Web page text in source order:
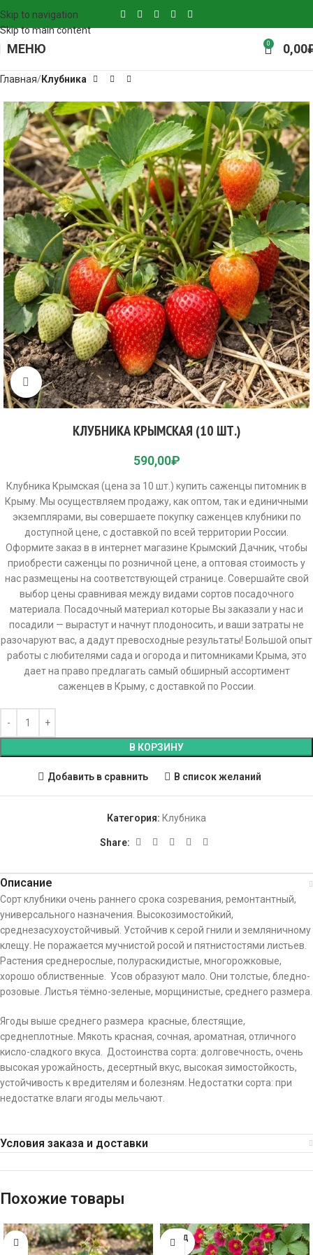
Skip to navigation
Skip to main content
МЕНЮ 0 0,00
Главная Клубника
Click to enlarge
КЛУБНИКА КРЫМСКАЯ (10 ШТ.)
590,00₽
Клубника Крымская (цена за 10 шт.) купить саженцы питомник в
Крыму. Мы осуществляем продажу, как оптом, так и единичными
экземплярами, вы совершаете покупку саженцев клубники по
доступной цене, с доставкой по всей территории России.
Оформите заказ в в интернет магазине Крымский Дачник, чтобы
приобрести саженцы по розничной цене, а оптовая стоимость у
нас размещены на соответствующей странице. Совершайте свой
выбор цены сравнивая между видами сортов посадочного
материала. Посадочный материал которые Вы заказали у нас и
посадили — вырастут и начнут плодоносить, и ваши затраты не
разочаруют вас, а дадут превосходные результаты! Большой опыт
работы с любителями сада и огорода и питомниками Крыма, это
дает на право предлагать самый обширный ассортимент
саженцев в Крыму, с доставкой по России.
В КОРЗИНУ
Добавить в сравнить В список желаний
Категория: Клубника
Share:
Описание
Сорт клубники очень раннего срока созревания, ремонтантный,
универсального назначения. Высокозимостойкий,
среднезасухоустойчивый. Устойчив к серой гнили и земляничному
клещу. Не поражается мучнистой росой и пятнистостями листьев.
Растения среднерослые, полураскидистые, многорожковые,
хорошо облиственные. Усов образуют мало. Они толстые, бледно-
розовые. Листья тёмно-зеленые, морщинистые, среднего размера.
Ягоды выше среднего размера красные, блестящие,
среднеплотные. Мякоть красная, сочная, ароматная, отличного
кисло-сладкого вкуса. Достоинства сорта: долговечность, очень
высокая урожайность, десертный вкус, высокая зимостойкость,
устойчивость к вредителям и болезням. Недостатки сорта: при
недостатке влаги ягоды мельчают.
Условия заказа и доставки
Похожие товары
ПРОД
АНО